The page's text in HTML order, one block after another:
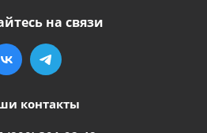
на связи
контакты